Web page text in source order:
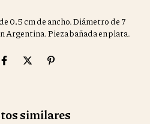
0,5 cm de ancho. Diámetro de 7
Argentina. Pieza bañada en plata.
similares